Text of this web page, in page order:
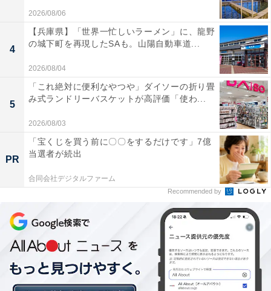
2026/08/06
4
【兵庫県】「世界一忙しいラーメン」に、龍野
の城下町を再現したSAも。山陽自動車道...
2026/08/04
5
「これ絶対に便利なやつや」ダイソーの折り畳
み式ランドリーバスケットが高評価「使わ...
2026/08/03
PR
「宝くじを買う前に〇〇をするだけです」7億
当選者が続出
合同会社デジタルファーム
Recommended by